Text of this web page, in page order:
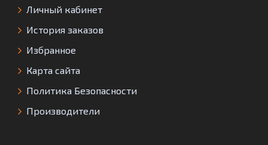
Личный кабинет
История заказов
Избранное
Карта сайта
Политика Безопасности
Производители